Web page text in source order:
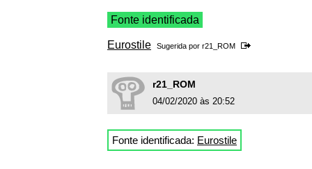
Fonte identificada
Eurostile Sugerida por r21_ROM
r21_ROM
04/02/2020 às 20:52
Fonte identificada: Eurostile